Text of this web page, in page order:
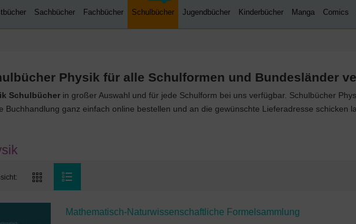
Sachbücher Fachbücher Schulbücher Jugendbücher Kinderbücher Manga Comics
Physik für alle Schulformen und Bundesländer
Schulbücher in großer Auswahl und für jede Schulform bei uns verfügbar. Schulbücher
Buchhandlung ganz einfach online bestellen und an die gewünschte Lieferadresse schicken
Mathematisch-Naturwissenschaftliche Formelsammlung